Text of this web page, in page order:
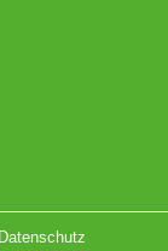
Datenschutz